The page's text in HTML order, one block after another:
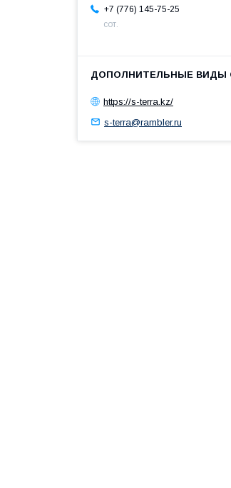
+7 (776) 145-75-25
сот.
https://s-terra.kz/
s-terra@rambler.ru